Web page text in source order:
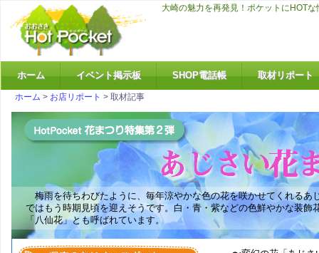
大崎の魅力を再発見！ポケットにHOT
ホーム イベント掲示板 SHOP電話帳 取材リポート
ホーム > お店リポート > 取材記事